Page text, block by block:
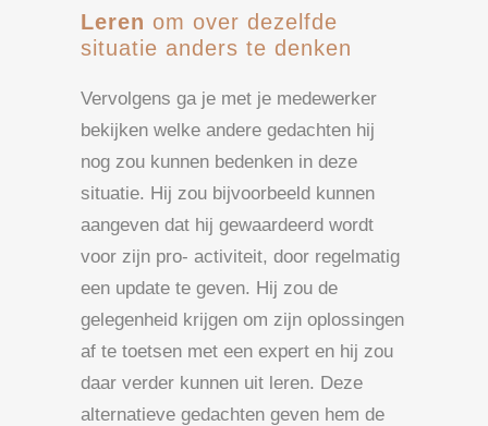
Leren om over dezelfde
situatie anders te denken
Vervolgens ga je met je medewerker
bekijken welke andere gedachten hij
nog zou kunnen bedenken in deze
situatie. Hij zou bijvoorbeeld kunnen
aangeven dat hij gewaardeerd wordt
voor zijn pro- activiteit, door regelmatig
een update te geven. Hij zou de
gelegenheid krijgen om zijn oplossingen
af te toetsen met een expert en hij zou
daar verder kunnen uit leren. Deze
alternatieve gedachten geven hem de